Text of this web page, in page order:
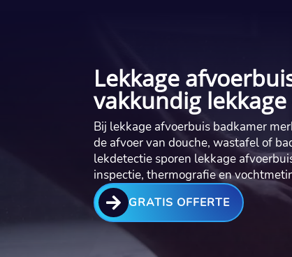
Lekkage
vakkundig
Bij lekkage afvoerbuis badkamer
de afvoer van douche, wastafel of
lekdetectie sporen lekkage
inspectie, thermografie en
 GRATIS OFFERTE